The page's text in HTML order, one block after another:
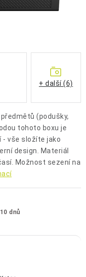
Reklamační řád
a platba
(podušky,
tohoto boxu je
- vše složíte jako
design. Materiál
Možnost sezení na
dnů
+ další (6)